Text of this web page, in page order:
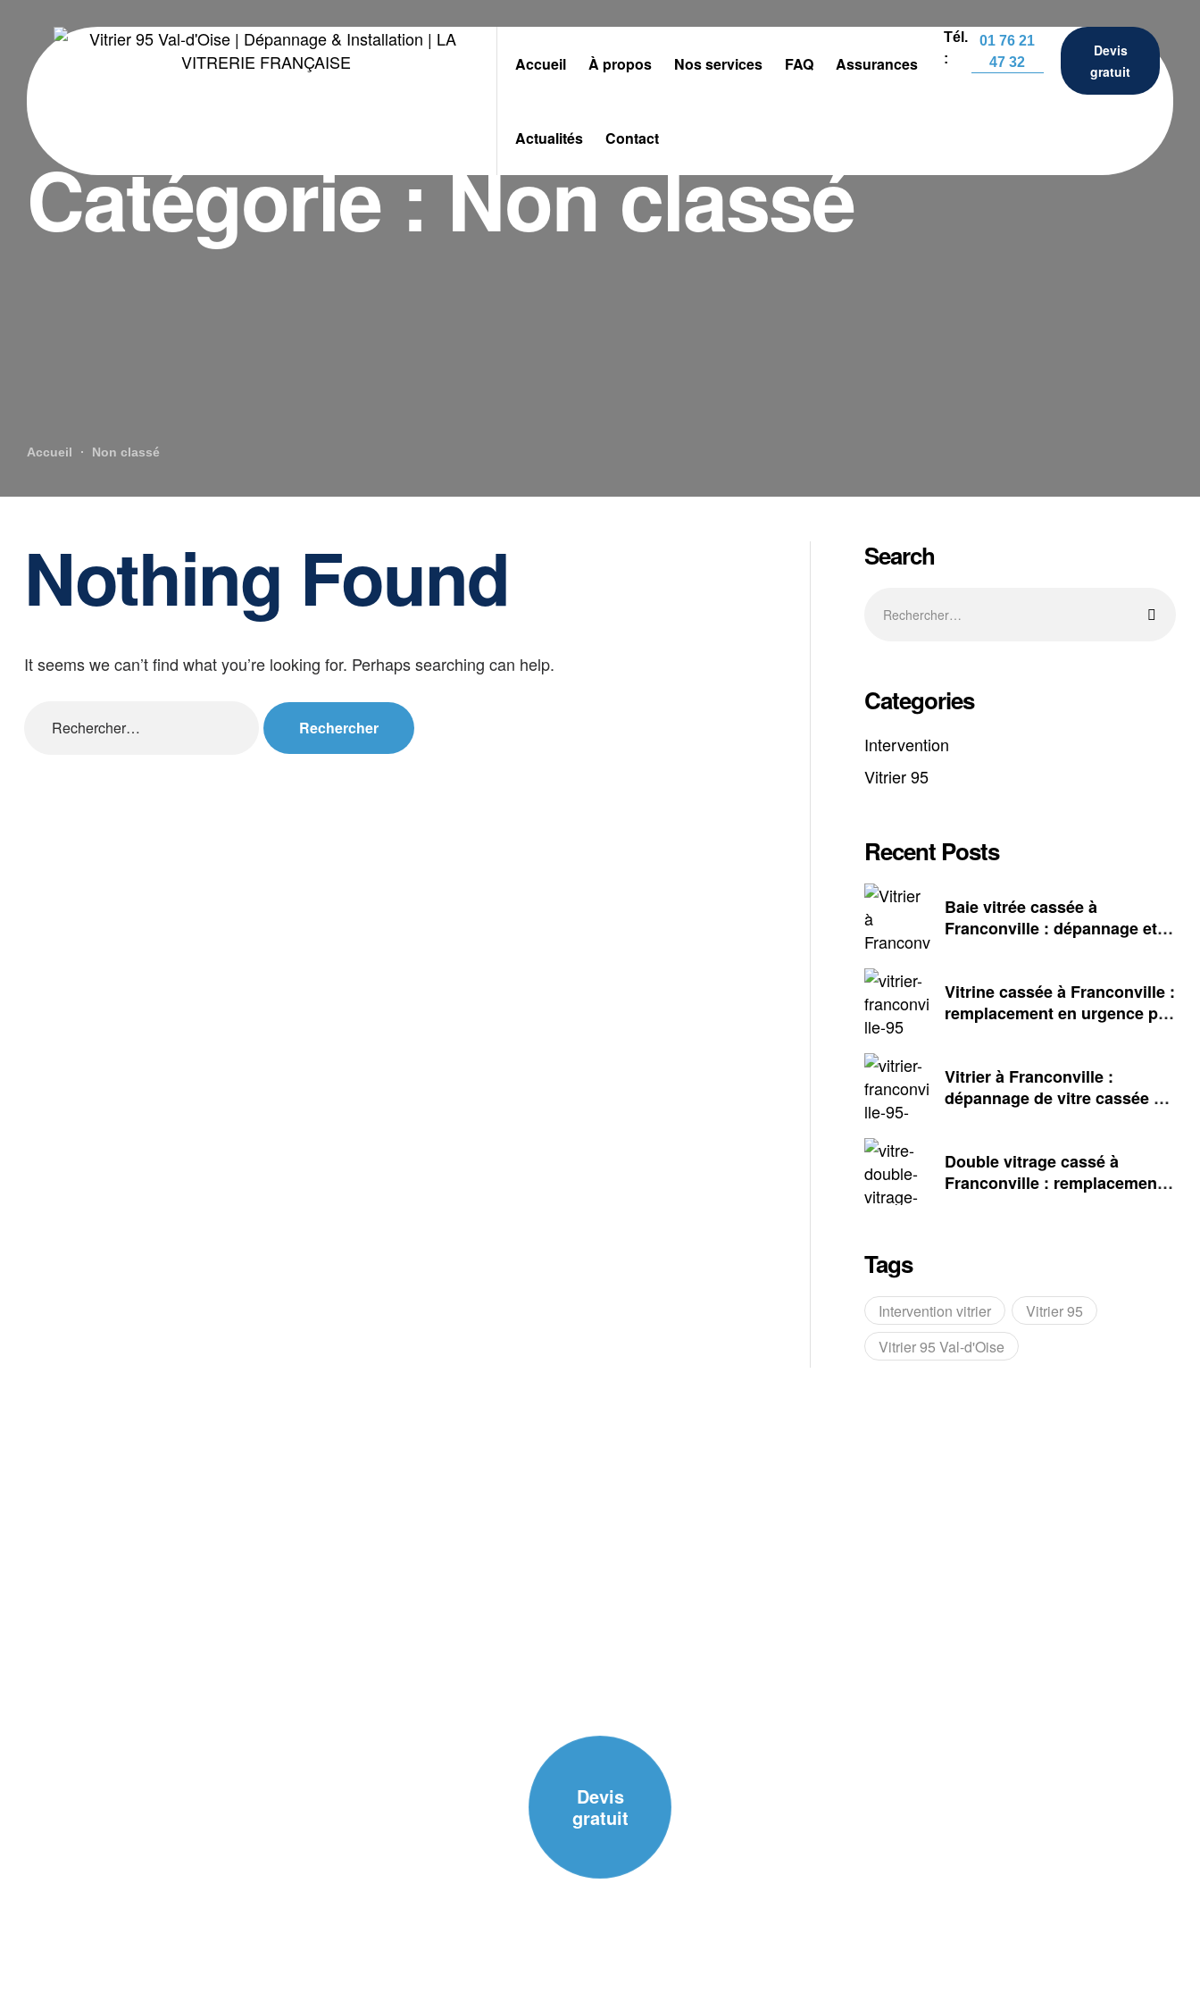
Accueil À propos Nos services FAQ Assurances
Actualités Contact
Tél.
:
01 76 21
47 32
Devis
gratuit
Catégorie :Non classé
Accueil Non classé
Nothing Found
It seems we can’t find what you’re looking for. Perhaps searching can help.
Search
Categories
Intervention
Vitrier 95
Recent Posts
Baie vitrée cassée à
Franconville : dépannage et
Vitrine cassée à Franconville :
remplacement en urgence par
Vitrier à Franconville :
dépannage de vitre cassée en
Double vitrage cassé à
Franconville : remplacement
Tags
Intervention vitrier
Vitrier 95
Vitrier 95 Val-d'Oise
Devis
gratuit